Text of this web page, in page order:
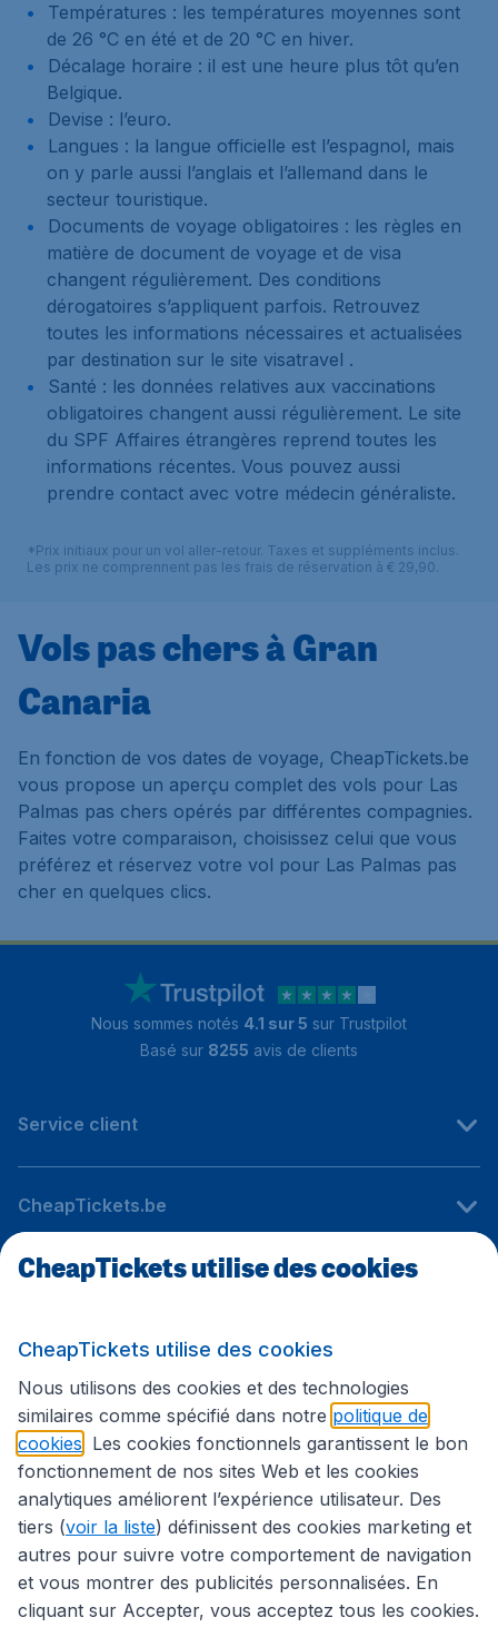
Températures : les températures moyennes sont
de 26 °C en été et de 20 °C en hiver.
Décalage horaire : il est une heure plus tôt qu’en
Belgique.
Devise : l’euro.
Langues : la langue officielle est l’espagnol, mais
on y parle aussi l’anglais et l’allemand dans le
secteur touristique.
Documents de voyage obligatoires : les règles en
matière de document de voyage et de visa
changent régulièrement. Des conditions
dérogatoires s’appliquent parfois. Retrouvez
toutes les informations nécessaires et actualisées
par destination sur le site visatravel .
Santé : les données relatives aux vaccinations
obligatoires changent aussi régulièrement. Le site
du SPF Affaires étrangères reprend toutes les
informations récentes. Vous pouvez aussi
prendre contact avec votre médecin généraliste.
*Prix initiaux pour un vol aller-retour. Taxes et suppléments inclus.
Les prix ne comprennent pas les frais de réservation à € 29,90.
Vols pas chers à Gran
Canaria
En fonction de vos dates de voyage, CheapTickets.be
vous propose un aperçu complet des vols pour Las
Palmas pas chers opérés par différentes compagnies.
Faites votre comparaison, choisissez celui que vous
préférez et réservez votre vol pour Las Palmas pas
cher en quelques clics.
Nous sommes notés 4.1 sur 5 sur Trustpilot
Basé sur 8255 avis de clients
Service client
CheapTickets.be
Sites internationaux
Suivez CheapTickets.be
Déclaration d’accessibilité
Conditions générales
CheapTickets utilise des cookies
CheapTickets utilise des cookies
Nous utilisons des cookies et des technologies
similaires comme spécifié dans notre politique de
cookies . Les cookies fonctionnels garantissent le bon
fonctionnement de nos sites Web et les cookies
analytiques améliorent l’expérience utilisateur. Des
tiers (voir la liste) définissent des cookies marketing et
autres pour suivre votre comportement de navigation
et vous montrer des publicités personnalisées. En
cliquant sur Accepter, vous acceptez tous les cookies.